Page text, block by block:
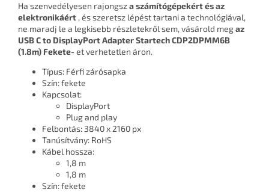
Ha szenvedélyesen rajongsza számítógépekért és az
elektronikáért , és szeretsz lépést tartani a technológiával,
ne maradj le a legkisebb részletekről sem, vásárold megaz
USB C to DisplayPort Adapter Startech CDP2DPMM6B
(1.8m) Fekete- et verhetetlen áron.
Típus: Férfi zárósapka
Szín: fekete
Kapcsolat:
DisplayPort
Plug and play
Felbontás: 3840 x 2160 px
Tanúsítvány: RoHS
Kábel hossza:
1,8 m
1,8 m
Szín: fekete